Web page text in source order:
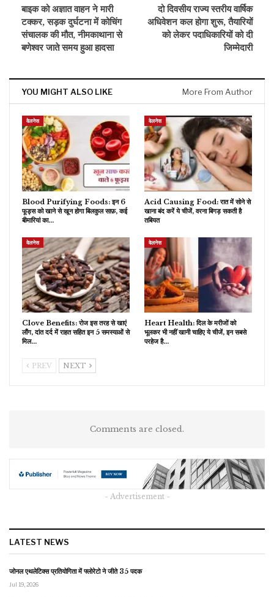
बाइक को अज्ञात वाहन ने मारी
टक्कर, सड़क दुर्घटना में कोचिंग
संचालक की मौत, नीमकाथाना से
बणेश्वर जाते समय हुआ हादसा
दो दिवसीय राज्य स्तरीय वार्षिक
अधिवेशन कल होगा शुरू, तैयारियों
को लेकर पदाधिकारियों को दी
जिम्मेदारी
YOU MIGHT ALSO LIKE More From Author
वेलनेस
Blood Purifying Foods: इन 6
फूड्स को खाने से खून होगा बिलकुल साफ़, कई
बीमारियां का…
वेलनेस
Acid Causing Food: रात में सोने से
खाना बंद करें ये चीजें, वरना बिगड़ सकती है
तबियत
वेलनेस
Clove Benefits: रोज इस तरह से खाएं
लौंग, दांत दर्द में राहत सहित इन 5 समस्याओं से
मिल…
वेलनेस
Heart Health: दिल के मरीजों को
भूलकर भी नहीं खानी चाहिए ये चीजें, इन सबसे
परहेज है…
PREV NEXT
Comments are closed.
- Advertisement -
LATEST NEWS
जोनल एथलेटिक्स प्रतियोगिता में फ्लोरेटो ने जीते 35 पदक
Jul 19, 2026